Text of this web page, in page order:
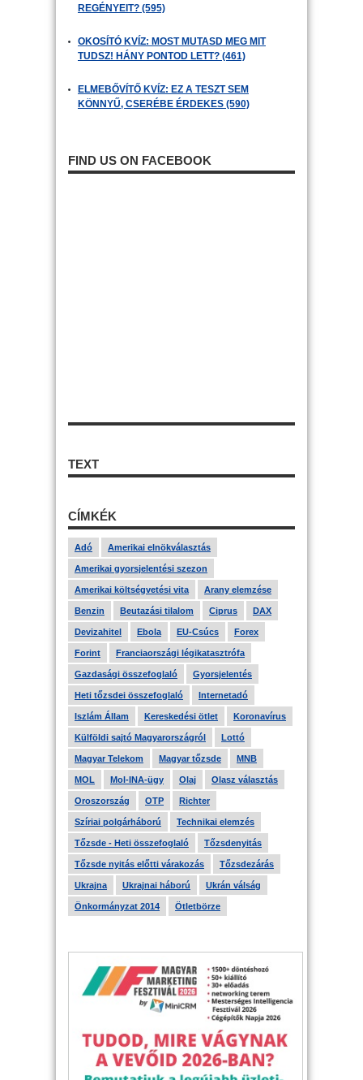
REGÉNYEIT? (595)
OKOSÍTÓ KVÍZ: MOST MUTASD MEG MIT
TUDSZ! HÁNY PONTOD LETT? (461)
ELMEBŐVÍTŐ KVÍZ: EZ A TESZT SEM
KÖNNYŰ, CSERÉBE ÉRDEKES (590)
FIND US ON FACEBOOK
TEXT
CÍMKÉK
Adó Amerikai elnökválasztás
Amerikai gyorsjelentési szezon
Amerikai költségvetési vita Arany elemzése
Benzin Beutazási tilalom Ciprus DAX
Devizahitel Ebola EU-Csúcs Forex
Forint Franciaországi légikatasztrófa
Gazdasági összefoglaló Gyorsjelentés
Heti tőzsdei összefoglaló Internetadó
Iszlám Állam Kereskedési ötlet Koronavírus
Külföldi sajtó Magyarországról Lottó
Magyar Telekom Magyar tőzsde MNB
MOL Mol-INA-ügy Olaj Olasz választás
Oroszország OTP Richter
Szíriai polgárháború Technikai elemzés
Tőzsde - Heti összefoglaló Tőzsdenyitás
Tőzsde nyitás előtti várakozás Tőzsdezárás
Ukrajna Ukrajnai háború Ukrán válság
Önkormányzat 2014 Ötletbörze